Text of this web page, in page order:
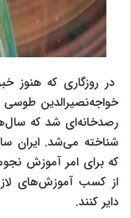
در روزگاری که هنوز
خواجه‌نصیرالدین
رصدخانه‌ای شد که
شناخته می‌شد. ایران
که برای امر آموزش
از کسب آموزش‌های
دایر کنند.